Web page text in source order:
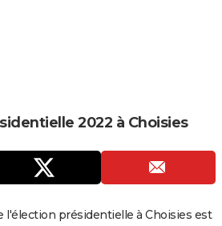
2022 à Choisies
l'élection présidentielle à Choisies est